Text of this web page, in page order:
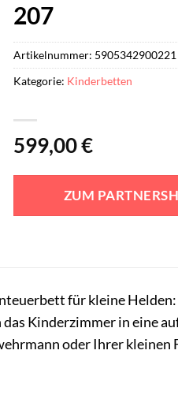
207
599,00€
ZUM
Artikelnummer: 5905342900221
Kategorie: Kinderbetten
für kleine
Kinderzimmer in eine
oder Ihrer